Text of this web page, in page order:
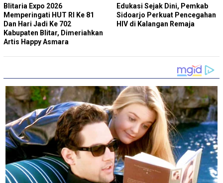
Blitaria Expo 2026
Memperingati HUT RI Ke 81
Dan Hari Jadi Ke 702
Kabupaten Blitar, Dimeriahkan
Artis Happy Asmara
Edukasi Sejak Dini, Pemkab
Sidoarjo Perkuat Pencegahan
HIV di Kalangan Remaja